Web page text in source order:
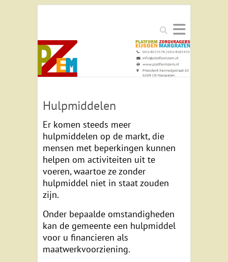
Zoeken
Hulpmiddelen
Er komen steeds meer
hulpmiddelen op de markt, die
mensen met beperkingen kunnen
helpen om activiteiten uit te
voeren, waartoe ze zonder
hulpmiddel niet in staat zouden
zijn.
Onder bepaalde omstandigheden
kan de gemeente een hulpmiddel
voor u financieren als
maatwerkvoorziening.